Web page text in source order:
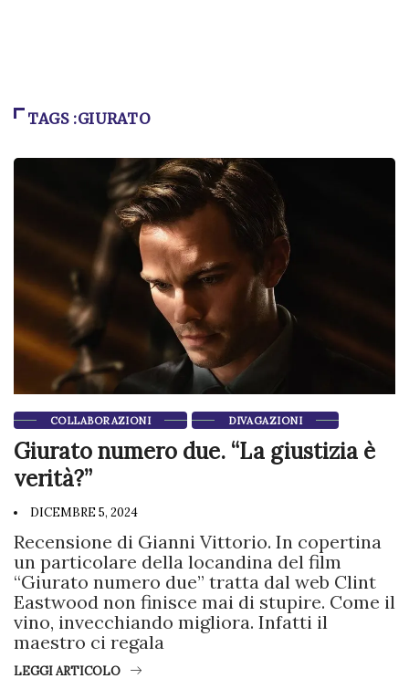
TAGS :GIURATO
COLLABORAZIONI DIVAGAZIONI
Giurato numero due. “La giustizia è
verità?”
DICEMBRE 5, 2024
Recensione di Gianni Vittorio. In copertina
un particolare della locandina del film
“Giurato numero due” tratta dal web Clint
Eastwood non finisce mai di stupire. Come il
vino, invecchiando migliora. Infatti il
maestro ci regala
LEGGI ARTICOLO